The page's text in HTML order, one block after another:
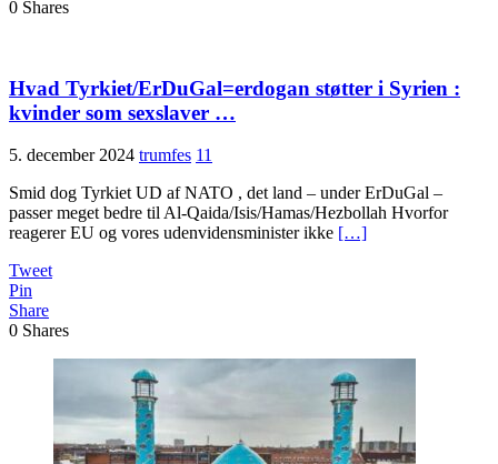
0 Shares
Hvad Tyrkiet/ErDuGal=erdogan støtter i Syrien :
kvinder som sexslaver …
5. december 2024 trumfes 11
Smid dog Tyrkiet UD af NATO , det land – under ErDuGal –
passer meget bedre til Al-Qaida/Isis/Hamas/Hezbollah Hvorfor
reagerer EU og vores udenvidensminister ikke […]
Tweet
Pin
Share
0 Shares